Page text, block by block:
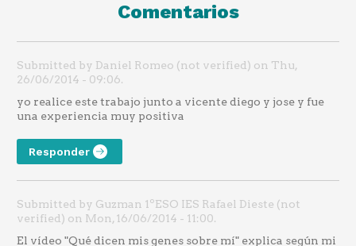
Comentarios
Submitted by Daniel Romeo (not verified) on Thu,
26/06/2014 - 09:06.
yo realice este trabajo junto a vicente diego y jose y fue
una experiencia muy positiva
Responder
Submitted by Guzman 1ºESO IES Rafael Dieste (not
verified) on Mon, 16/06/2014 - 11:00.
El vídeo "Qué dicen mis genes sobre mí" explica según mi